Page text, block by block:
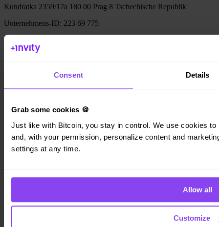
Consent Details
Grab some cookies 🍪
Just like with Bitcoin, you stay in control. We use cookies
and, with your permission, personalize content and
settings at any time.
Allow all
Customize
Kundratka 2359/17a 180 00 Prag 8 Tschechische Republik
Unternehmens-ID: 223 69 775
Persönlich
Kredite
Turbo Kauf
Bitcoin verdienen
Private
Company
Rechtliches
Affiliate